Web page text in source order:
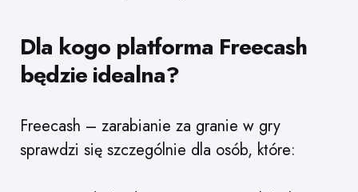
Dla kogo platforma Freecash
będzie idealna?
Freecash – zarabianie za granie w gry
sprawdzi się szczególnie dla osób, które: